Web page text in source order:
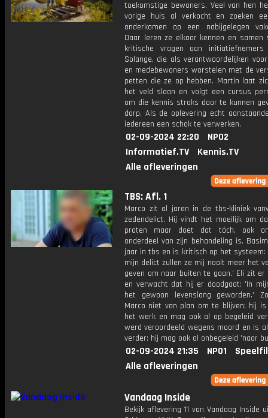
toekomstige bewoners. Veel van hen
vorige huis al verkocht en zoeken
onderkomen op een nabijgelegen
Daar leren ze elkaar kennen en samen
kritische vragen aan
Solange, die als verantwoordelijken
en medebewoners worstelen met de
petten die ze op hebben. Martin laat
het veld slaan en volgt een cursus
om die kennis straks door te kunnen
dorp. Als de oplevering echt
iedereen een schok te verwerken.
02-09-2024 22:20
NPO2
Informatief.TV
Kennis.TV
Alle afleveringen
TBS: Afl. 1
Marco zit al jaren in de tbs-kliniek
zedendelict. Hij vindt het moeilijk om
praten maar doet dat tóch, ook
onderdeel van zijn behandeling is.
jaar in tbs en is kritisch op het systeem:
mijn delict zullen ze mij nooit meer het
geven om naar buiten te gaan.' Eli zit
en verwacht dat hij er doodgaat: 'In
het gewoon levenslang geworden.'
Marco niet van plan om te blijven; hij
het werk en mag ook al op begeleid
werd veroordeeld wegens moord en is
verder: hij mag ook al onbegeleid 'naar
02-09-2024 21:35 NPO1
Alle afleveringen
Vandaag Inside
Bekijk aflevering 11 van Vandaag Inside